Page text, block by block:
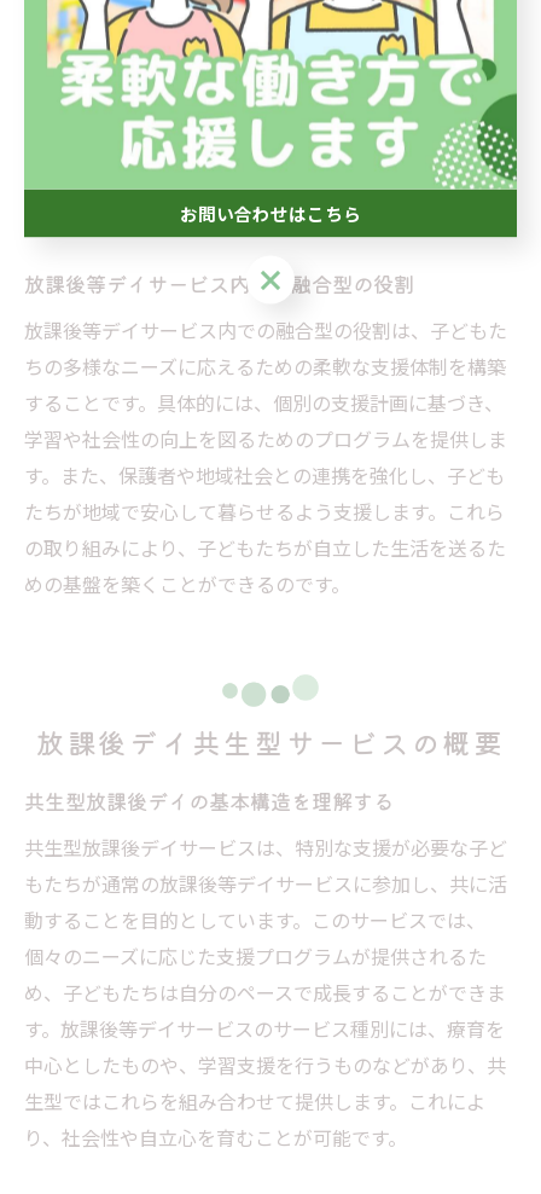
スは、異なる背景を持つ子どもたちが一緒に活動するこ
とを重視していますが、融合型サービスは、個々のニー
ズに応じたプログラムを提供することに特化していま
す。これにより、より個別化された支援が可能となり、
特にグレーゾーンの子どもたちにとっては、適切なサポ
ートを受けられる環境が整えられます。
放課後等デイサービス内での融合型の役割
放課後等デイサービス内での融合型の役割は、子どもた
ちの多様なニーズに応えるための柔軟な支援体制を構築
することです。具体的には、個別の支援計画に基づき、
学習や社会性の向上を図るためのプログラムを提供しま
す。また、保護者や地域社会との連携を強化し、子ども
たちが地域で安心して暮らせるよう支援します。これら
の取り組みにより、子どもたちが自立した生活を送るた
めの基盤を築くことができるのです。
放課後デイ共生型サービスの概要
共生型放課後デイの基本構造を理解する
共生型放課後デイサービスは、特別な支援が必要な子ど
もたちが通常の放課後等デイサービスに参加し、共に活
動することを目的としています。このサービスでは、
個々のニーズに応じた支援プログラムが提供されるた
め、子どもたちは自分のペースで成長することができま
す。放課後等デイサービスのサービス種別には、療育を
中心としたものや、学習支援を行うものなどがあり、共
生型ではこれらを組み合わせて提供します。これによ
り、社会性や自立心を育むことが可能です。
お問い合わせはこちら
お問い合わせはこちら